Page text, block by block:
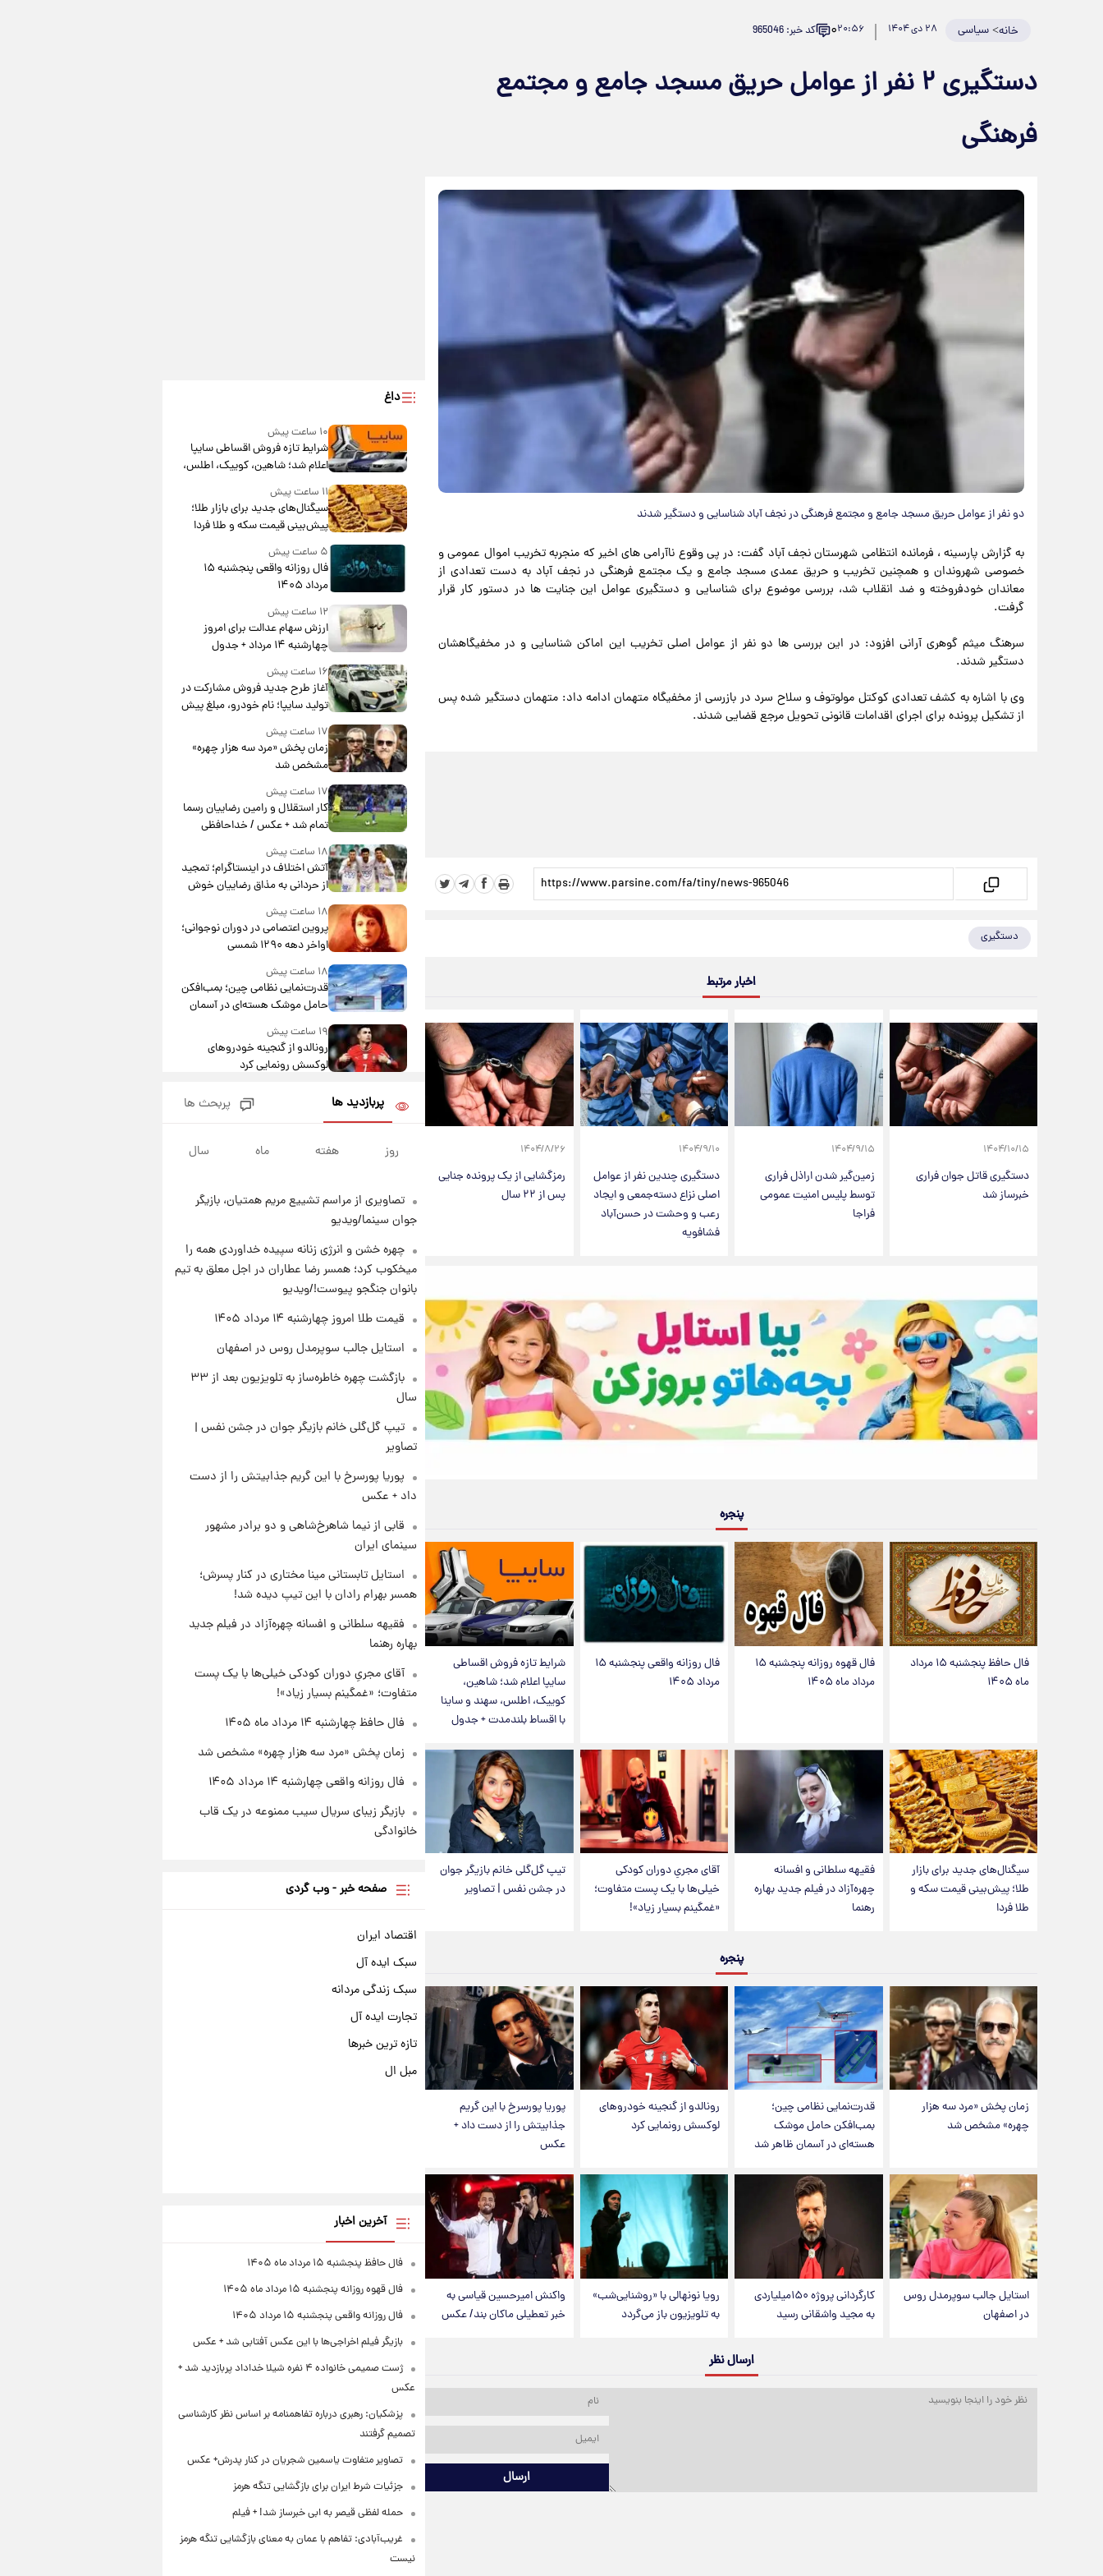
خانه>سیاسی ۲۸ دی ۱۴۰۴ ۲۰:۵۶۰ کد خبر: 965046
دستگیری ۲ نفر از عوامل حریق مسجد جامع و مجتمع
فرهنگی
دو نفر از عوامل حریق مسجد جامع و مجتمع فرهنگی در نجف آباد شناسایی و دستگیر شدند
به گزارش پارسینه ، فرمانده انتظامی شهرستان نجف آباد گفت: در پی وقوع ناآرامی های اخیر که منجربه تخریب اموال عمومی و
خصوصی شهروندان و همچنین تخریب و حریق عمدی مسجد جامع و یک مجتمع فرهنگی در نجف آباد به دست تعدادی از
معاندان خودفروخته و ضد انقلاب شد، بررسی موضوع برای شناسایی و دستگیری عوامل این جنایت ها در دستور کار قرار
گرفت.
سرهنگ میثم گوهری آرانی افزود: در این بررسی ها دو نفر از عوامل اصلی تخریب این اماکن شناسایی و در مخفیگاهشان
دستگیر شدند.
وی با اشاره به کشف تعدادی کوکتل مولوتوف و سلاح سرد در بازرسی از مخفیگاه متهمان ادامه داد: متهمان دستگیر شده پس
از تشکیل پرونده برای اجرای اقدامات قانونی تحویل مرجع قضایی شدند.
دستگیری
اخبار مرتبط
۱۴۰۴/۱۰/۱۵
دستگیری قاتل جوان فراری
خبرساز شد
۱۴۰۴/۹/۱۵
زمین‌گیر شدن اراذل فراری
توسط پلیس امنیت عمومی
فراجا
۱۴۰۴/۹/۱۰
دستگیری چندین نفر از عوامل
اصلی نزاع دسته‌جمعی و ایجاد
رعب و وحشت در حسن‌آباد
فشافویه
۱۴۰۴/۸/۲۶
رمزگشایی از یک پرونده جنایی
پس از ۲۲ سال
پنجره
فال حافظ پنجشنبه ۱۵ مرداد
ماه ۱۴۰۵
فال قهوه روزانه پنجشنبه ۱۵
مرداد ماه ۱۴۰۵
فال روزانه واقعی پنجشنبه ۱۵
مرداد ۱۴۰۵
شرایط تازه فروش اقساطی
سایپا اعلام شد؛ شاهین،
کوییک، اطلس، سهند و ساینا
با اقساط بلندمدت + جدول
سیگنال‌های جدید برای بازار
طلا؛ پیش‌بینی قیمت سکه و
طلا فردا
فقیهه سلطانی و افسانه
چهره‌آزاد در فیلم جدید بهاره
رهنما
آقای مجریِ دوران کودکی
خیلی‌ها با یک پست متفاوت؛
«غمگینم بسیار زیاد»!
تیپ گل‌گلی خانم بازیگر جوان
در جشن نفس | تصاویر
پنجره
زمان پخش «مرد سه هزار
چهره» مشخص شد
قدرت‌نمایی نظامی چین؛
بمب‌افکن حامل موشک
هسته‌ای در آسمان ظاهر شد
رونالدو از گنجینه خودروهای
لوکسش رونمایی کرد
پوریا پورسرخ با این گریم
جذابیتش را از دست داد +
عکس
استایل جالب سوپرمدل روس
در اصفهان
کارگردانی پروژه ۱۵۰میلیاردی
به مجید واشقانی رسید
رویا نونهالی با «روشنایی‌شب»
به تلویزیون باز می‌گردد
واکنش امیرحسین قیاسی به
خبر تعطیلی ماکان بند/ عکس
ارسال نظر
ارسال
داغ
۱۰ ساعت پیش
شرایط تازه فروش اقساطی سایپا
اعلام شد؛ شاهین، کوییک، اطلس،
سهند و ساینا با اقساط بلندمدت +
جدول
۱۱ ساعت پیش
سیگنال‌های جدید برای بازار طلا؛
پیش‌بینی قیمت سکه و طلا فردا
۵ ساعت پیش
فال روزانه واقعی پنجشنبه ۱۵
مرداد ۱۴۰۵
۱۲ ساعت پیش
ارزش سهام عدالت برای امروز
چهارشنبه ۱۴ مرداد + جدول
۱۶ ساعت پیش
آغاز طرح جدید فروش مشارکت در
تولید سایپا؛ نام خودرو، مبلغ پیش
پرداخت و زمان تحویل | سود
مشارکت چند درصد است؟
۱۷ ساعت پیش
زمان پخش «مرد سه هزار چهره»
مشخص شد
۱۷ ساعت پیش
کار استقلال و رامین رضاییان رسما
تمام شد + عکس / خداحافظی
صمیمانه آبی ها با رامین!
۱۸ ساعت پیش
آتش اختلاف در اینستاگرام؛ تمجید
از حردانی به مذاق رضاییان خوش
نیامد+عکس
۱۸ ساعت پیش
پروین اعتصامی در دوران نوجوانی؛
اواخر دهه ۱۲۹۰ شمسی
۱۸ ساعت پیش
قدرت‌نمایی نظامی چین؛ بمب‌افکن
حامل موشک هسته‌ای در آسمان
ظاهر شد
۱۹ ساعت پیش
رونالدو از گنجینه خودروهای
لوکسش رونمایی کرد
قیمت دلار در بازار آزاد امروز
ثابت ماند؟ +جدول
۲۰ ساعت پیش
بزرگ‌تری برای ایران است
۲۱ ساعت پیش
آمریکا به مدرسه میناب؛ «باید
سیلی محکمی به صورت ترامپ زد»
۲۱ ساعت پیش
قیمت طلا و سکه امروز چهارشنبه
و سکه
پربازدید ها پربحث ها
روز هفته ماه سال
تصاویری از مراسم تشییع مریم همتیان، بازیگر
جوان سینما/ویدیو
چهره خشن و انرژی زنانه سپیده خداوردی همه را
میخکوب کرد؛ همسر رضا عطاران در اجل معلق به تیم
بانوان جنگجو پیوست!/ویدیو
قیمت طلا امروز چهارشنبه ۱۴ مرداد ۱۴۰۵
استایل جالب سوپرمدل روس در اصفهان
بازگشت چهره خاطره‌ساز به تلویزیون بعد از ۳۳
سال
تیپ گل‌گلی خانم بازیگر جوان در جشن نفس |
تصاویر
پوریا پورسرخ با این گریم جذابیتش را از دست
داد + عکس
قابی از نیما شاهرخ‌شاهی و دو برادر مشهور
سینمای ایران
استایل تابستانی مینا مختاری در کنار پسرش؛
همسر بهرام رادان با این تیپ دیده شد!
فقیهه سلطانی و افسانه چهره‌آزاد در فیلم جدید
بهاره رهنما
آقای مجریِ دوران کودکی خیلی‌ها با یک پست
متفاوت؛ «غمگینم بسیار زیاد»!
فال حافظ چهارشنبه ۱۴ مرداد ماه ۱۴۰۵
زمان پخش «مرد سه هزار چهره» مشخص شد
فال روزانه واقعی چهارشنبه ۱۴ مرداد ۱۴۰۵
بازیگر زیبای سریال سیب ممنوعه در یک قاب
خانوادگی
صفحه خبر - وب گردی
اقتصاد ایران
سبک ایده آل
سبک زندگی مردانه
تجارت ایده آل
تازه ترین خبرها
مبل ال
آخرین اخبار
فال حافظ پنجشنبه ۱۵ مرداد ماه ۱۴۰۵
فال قهوه روزانه پنجشنبه ۱۵ مرداد ماه ۱۴۰۵
فال روزانه واقعی پنجشنبه ۱۵ مرداد ۱۴۰۵
بازیگر فیلم اخراجی‌ها با این عکس آفتابی شد + عکس
ژست صمیمی خانواده ۴ نفره شیلا خداداد پربازدید شد +
عکس
پزشکیان: رهبری درباره تفاهمنامه بر اساس نظر کارشناسی
تصمیم گرفتند
تصاویر متفاوت یاسمین شجریان در کنار پدرش+ عکس
جزئیات شرط ایران برای بازگشایی تنگه هرمز
حمله لفظی قیصر به ابی خبرساز شد! + فیلم
غریب‌آبادی: تفاهم با عمان به معنای بازگشایی تنگه هرمز
نیست